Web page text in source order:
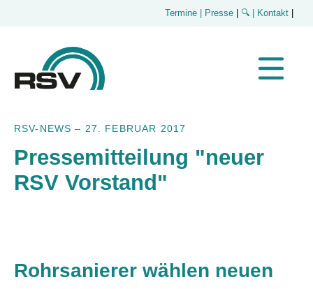
Termine | Presse 🔍 | Kontakt
RSV-NEWS – 27. FEBRUAR 2017
Pressemitteilung "neuer
RSV Vorstand"
Rohrsanierer wählen neuen